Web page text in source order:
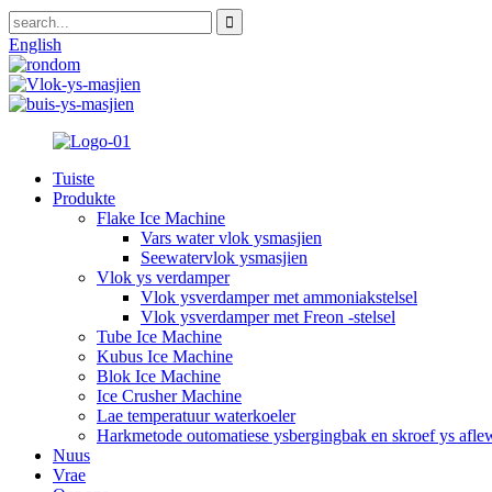
English
Tuiste
Produkte
Flake Ice Machine
Vars water vlok ysmasjien
Seewatervlok ysmasjien
Vlok ys verdamper
Vlok ysverdamper met ammoniakstelsel
Vlok ysverdamper met Freon -stelsel
Tube Ice Machine
Kubus Ice Machine
Blok Ice Machine
Ice Crusher Machine
Lae temperatuur waterkoeler
Harkmetode outomatiese ysbergingbak en skroef ys
Nuus
Vrae